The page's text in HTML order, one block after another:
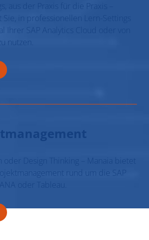
LEISTUNGEN
KARRIERE
aus der Praxis für die Praxis –
in professionellen Lern-Settings
Ihrer SAP Analytics Cloud oder von
nutzen.
oder Design Thinking – Manaia bietet
rund um die SAP
oder Tableau.